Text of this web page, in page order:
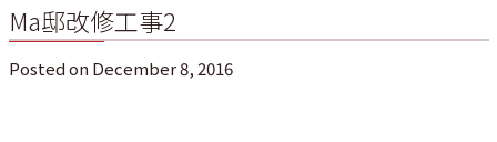
Ma邸改修工事2
Posted on December 8, 2016